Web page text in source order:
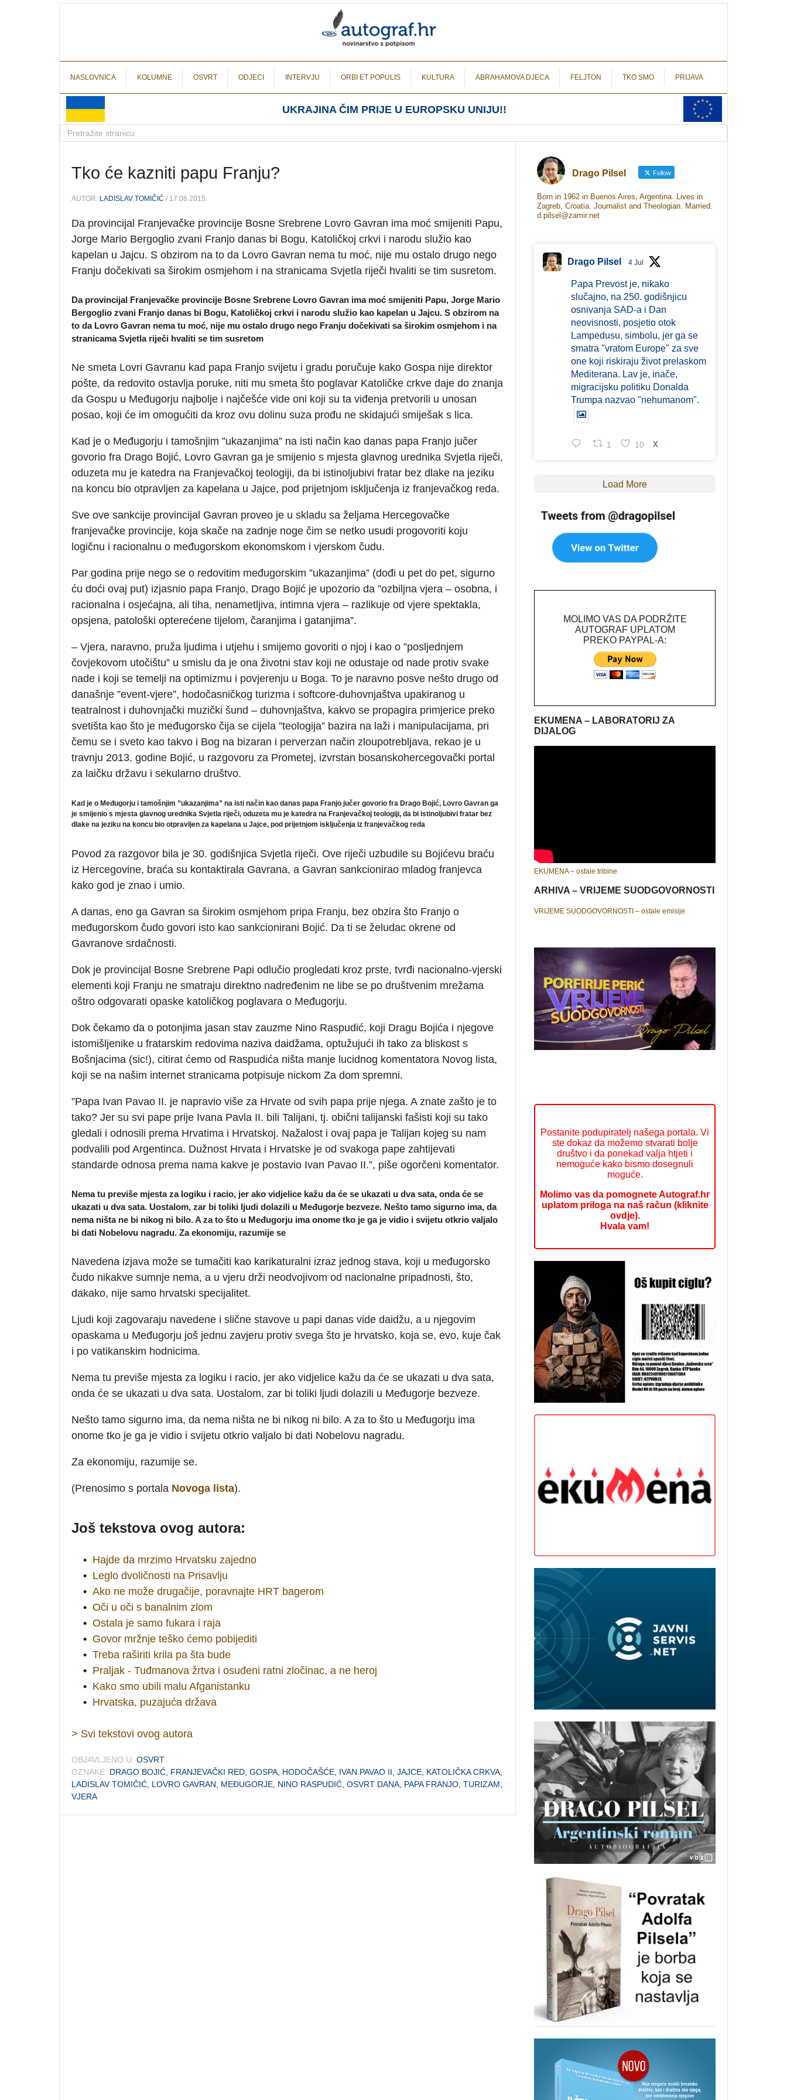
NASLOVNICA KOLUMNE OSVRT ODJECI INTERVJU ORBI ET POPULIS KULTURA ABRAHAMOVA DJECA FELJTON TKO SMO PRIJAVA
UKRAJINA ČIM PRIJE U EUROPSKU UNIJU!!
Tko će kazniti papu Franju?
AUTOR: LADISLAV TOMIČIĆ / 17.06.2015.
Da provincijal Franjevačke provincije Bosne Srebrene Lovro Gavran ima moć smijeniti Papu,
Jorge Mario Bergoglio zvani Franjo danas bi Bogu, Katoličkoj crkvi i narodu služio kao
kapelan u Jajcu. S obzirom na to da Lovro Gavran nema tu moć, nije mu ostalo drugo nego
Franju dočekivati sa širokim osmjehom i na stranicama Svjetla riječi hvaliti se tim susretom.
Da provincijal Franjevačke provincije Bosne Srebrene Lovro Gavran ima moć smijeniti Papu, Jorge Mario
Bergoglio zvani Franjo danas bi Bogu, Katoličkoj crkvi i narodu služio kao kapelan u Jajcu. S obzirom na
to da Lovro Gavran nema tu moć, nije mu ostalo drugo nego Franju dočekivati sa širokim osmjehom i na
stranicama Svjetla riječi hvaliti se tim susretom
Ne smeta Lovri Gavranu kad papa Franjo svijetu i gradu poručuje kako Gospa nije direktor
pošte, da redovito ostavlja poruke, niti mu smeta što poglavar Katoličke crkve daje do znanja
da Gospu u Međugorju najbolje i najčešće vide oni koji su ta viđenja pretvorili u unosan
posao, koji će im omogućiti da kroz ovu dolinu suza prođu ne skidajući smiješak s lica.
Kad je o Međugorju i tamošnjim ”ukazanjima” na isti način kao danas papa Franjo jučer
govorio fra Drago Bojić, Lovro Gavran ga je smijenio s mjesta glavnog urednika Svjetla riječi,
oduzeta mu je katedra na Franjevačkoj teologiji, da bi istinoljubivi fratar bez dlake na jeziku
na koncu bio otpravljen za kapelana u Jajce, pod prijetnjom isključenja iz franjevačkog reda.
Sve ove sankcije provincijal Gavran proveo je u skladu sa željama Hercegovačke
franjevačke provincije, koja skače na zadnje noge čim se netko usudi progovoriti koju
logičnu i racionalnu o međugorskom ekonomskom i vjerskom čudu.
Par godina prije nego se o redovitim međugorskim ”ukazanjima” (dođi u pet do pet, sigurno
ću doći ovaj put) izjasnio papa Franjo, Drago Bojić je upozorio da ”ozbiljna vjera – osobna, i
racionalna i osjećajna, ali tiha, nenametljiva, intimna vjera – razlikuje od vjere spektakla,
opsjena, patološki opterećene tijelom, čaranjima i gatanjima”.
– Vjera, naravno, pruža ljudima i utjehu i smijemo govoriti o njoj i kao o ”posljednjem
čovjekovom utočištu” u smislu da je ona životni stav koji ne odustaje od nade protiv svake
nade i koji se temelji na optimizmu i povjerenju u Boga. To je naravno posve nešto drugo od
današnje ”event-vjere”, hodočasničkog turizma i softcore-duhovnjaštva upakiranog u
teatralnost i duhovnjački muzički šund – duhovnjaštva, kakvo se propagira primjerice preko
svetišta kao što je međugorsko čija se cijela ”teologija” bazira na laži i manipulacijama, pri
čemu se i sveto kao takvo i Bog na bizaran i perverzan način zloupotrebljava, rekao je u
travnju 2013. godine Bojić, u razgovoru za Prometej, izvrstan bosanskohercegovački portal
za laičku državu i sekularno društvo.
Kad je o Međugorju i tamošnjim ”ukazanjima” na isti način kao danas papa Franjo jučer govorio fra Drago Bojić, Lovro Gavran ga
je smijenio s mjesta glavnog urednika Svjetla riječi, oduzeta mu je katedra na Franjevačkoj teologiji, da bi istinoljubivi fratar bez
dlake na jeziku na koncu bio otpravljen za kapelana u Jajce, pod prijetnjom isključenja iz franjevačkog reda
Povod za razgovor bila je 30. godišnjica Svjetla riječi. Ove riječi uzbudile su Bojićevu braću
iz Hercegovine, braća su kontaktirala Gavrana, a Gavran sankcionirao mladog franjevca
kako god je znao i umio.
A danas, eno ga Gavran sa širokim osmjehom pripa Franju, bez obzira što Franjo o
međugorskom čudo govori isto kao sankcionirani Bojić. Da ti se želudac okrene od
Gavranove srdačnosti.
Dok je provincijal Bosne Srebrene Papi odlučio progledati kroz prste, tvrđi nacionalno-vjerski
elementi koji Franju ne smatraju direktno nadređenim ne libe se po društvenim mrežama
oštro odgovarati opaske katoličkog poglavara o Međugorju.
Dok čekamo da o potonjima jasan stav zauzme Nino Raspudić, koji Dragu Bojića i njegove
istomišljenike u fratarskim redovima naziva daidžama, optužujući ih tako za bliskost s
Bošnjacima (sic!), citirat ćemo od Raspudića ništa manje lucidnog komentatora Novog lista,
koji se na našim internet stranicama potpisuje nickom Za dom spremni.
”Papa Ivan Pavao II. je napravio više za Hrvate od svih papa prije njega. A znate zašto je to
tako? Jer su svi pape prije Ivana Pavla II. bili Talijani, tj. obični talijanski fašisti koji su tako
gledali i odnosili prema Hrvatima i Hrvatskoj. Nažalost i ovaj papa je Talijan kojeg su nam
podvalili pod Argentinca. Dužnost Hrvata i Hrvatske je od svakoga pape zahtijevati
standarde odnosa prema nama kakve je postavio Ivan Pavao II.”, piše ogorčeni komentator.
Nema tu previše mjesta za logiku i racio, jer ako vidjelice kažu da će se ukazati u dva sata, onda će se
ukazati u dva sata. Uostalom, zar bi toliki ljudi dolazili u Međugorje bezveze. Nešto tamo sigurno ima, da
nema ništa ne bi nikog ni bilo. A za to što u Međugorju ima onome tko je ga je vidio i svijetu otkrio valjalo
bi dati Nobelovu nagradu. Za ekonomiju, razumije se
Navedena izjava može se tumačiti kao karikaturalni izraz jednog stava, koji u međugorsko
čudo nikakve sumnje nema, a u vjeru drži neodvojivom od nacionalne pripadnosti, što,
dakako, nije samo hrvatski specijalitet.
Ljudi koji zagovaraju navedene i slične stavove u papi danas vide daidžu, a u njegovim
opaskama u Međugorju još jednu zavjeru protiv svega što je hrvatsko, koja se, evo, kuje čak
i po vatikanskim hodnicima.
Nema tu previše mjesta za logiku i racio, jer ako vidjelice kažu da će se ukazati u dva sata,
onda će se ukazati u dva sata. Uostalom, zar bi toliki ljudi dolazili u Međugorje bezveze.
Nešto tamo sigurno ima, da nema ništa ne bi nikog ni bilo. A za to što u Međugorju ima
onome tko je ga je vidio i svijetu otkrio valjalo bi dati Nobelovu nagradu.
Za ekonomiju, razumije se.
(Prenosimo s portala Novoga lista).
Još tekstova ovog autora:
• Hajde da mrzimo Hrvatsku zajedno
• Leglo dvoličnosti na Prisavlju
• Ako ne može drugačije, poravnajte HRT bagerom
• Oči u oči s banalnim zlom
• Ostala je samo fukara i raja
• Govor mržnje teško ćemo pobijediti
• Treba raširiti krila pa šta bude
• Praljak - Tuđmanova žrtva i osuđeni ratni zločinac, a ne heroj
• Kako smo ubili malu Afganistanku
• Hrvatska, puzajuća država
> Svi tekstovi ovog autora
OBJAVLJENO U: OSVRT
OZNAKE: DRAGO BOJIĆ FRANJEVAČKI RED GOSPA HODOČAŠĆE IVAN PAVAO II JAJCE KATOLIČKA CRKVA
LADISLAV TOMIČIĆ LOVRO GAVRAN MEĐUGORJE NINO RASPUDIĆ OSVRT DANA PAPA FRANJO TURIZAM
VJERA
Drago Pilsel Follow
Born in 1962 in Buenos Aires, Argentina. Lives in
Zagreb, Croatia. Journalist and Theologian. Married.
d.pilsel@zamir.net
Drago Pilsel 4 Jul
Papa Prevost je, nikako
slučajno, na 250. godišnjicu
osnivanja SAD-a i Dan
neovisnosti, posjetio otok
Lampedusu, simbolu, jer ga se
smatra "vratom Europe" za sve
one koji riskiraju život prelaskom
Mediterana. Lav je, inače,
migracijsku politiku Donalda
Trumpa nazvao "nehumanom".
1 10 X
Load More
MOLIMO VAS DA PODRŽITE
AUTOGRAF UPLATOM
PREKO PAYPAL-A:
EKUMENA – LABORATORIJ ZA
DIJALOG
EKUMENA – ostale tribine
ARHIVA – VRIJEME SUODGOVORNOSTI
VRIJEME SUODGOVORNOSTI – ostale emisije
Postanite podupiratelj našega portala. Vi
ste dokaz da možemo stvarati bolje
društvo i da ponekad valja htjeti i
nemoguće kako bismo dosegnuli
moguće.
Molimo vas da pomognete Autograf.hr
uplatom priloga na naš račun (kliknite
ovdje).
Hvala vam!